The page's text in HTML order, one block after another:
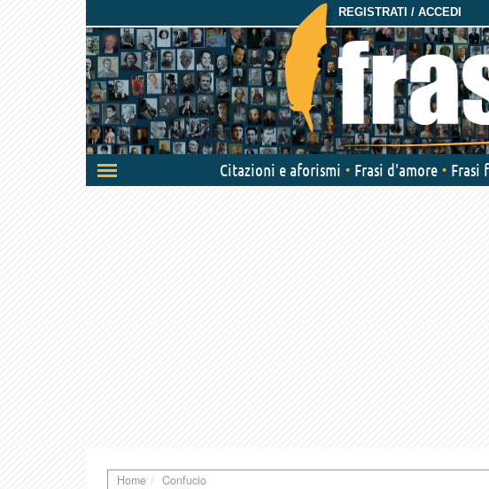
REGISTRATI / ACCEDI
Attiva/disattiva
navigazione
Citazioni e aforismi Frasi d'amore Frasi
Home Confucio